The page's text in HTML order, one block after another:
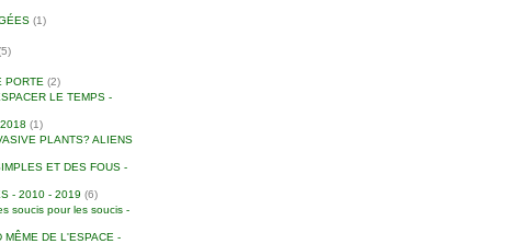
(1)
PORTE (2)
LE TEMPS -
(1)
PLANTS? ALIENS
ET DES FOUS -
- 2010 - 2019 (6)
soucis pour les soucis -
MÊME DE L'ESPACE -